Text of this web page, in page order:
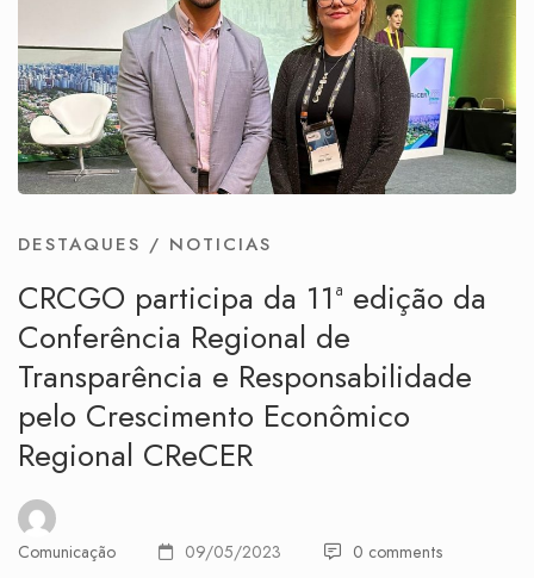
DESTAQUES / NOTICIAS
CRCGO participa da 11ª edição da
Conferência Regional de
Transparência e Responsabilidade
pelo Crescimento Econômico
Regional CReCER
Comunicação 09/05/2023 0 comments